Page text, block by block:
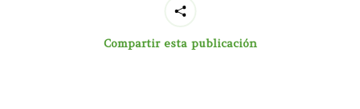
Compartir esta publicación